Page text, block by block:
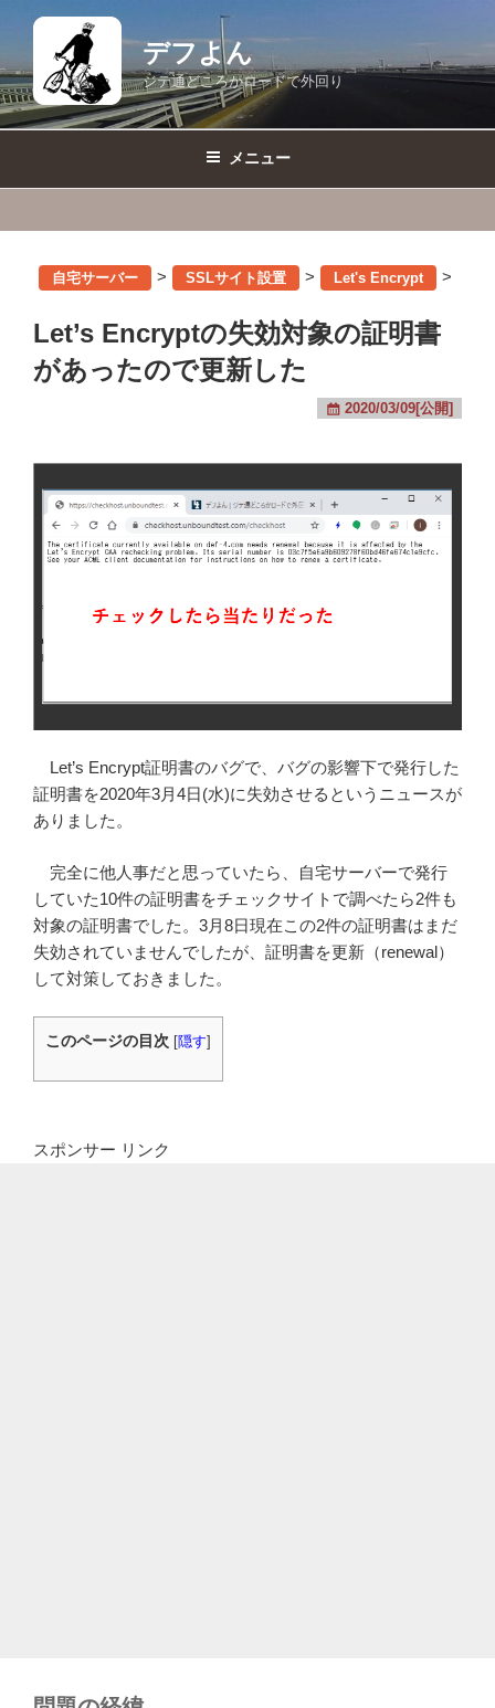
テ
ン
ツ
デフよん
ジテ通どころかロードで外回り
メニュー
自宅サーバー > SSLサイト設置 > Let's Encrypt >
Let’s Encryptの失効対象の証明書
があったので更新した
2020/03/09[公開]
Let’s Encrypt証明書のバグで、バグの影響下で発行した
証明書を2020年3月4日(水)に失効させるというニュースが
ありました。
完全に他人事だと思っていたら、自宅サーバーで発行
していた10件の証明書をチェックサイトで調べたら2件も
対象の証明書でした。3月8日現在この2件の証明書はまだ
失効されていませんでしたが、証明書を更新（renewal）
して対策しておきました。
このページの目次 [隠す]
スポンサー リンク